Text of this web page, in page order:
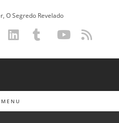
O Segredo Revelado
MENU